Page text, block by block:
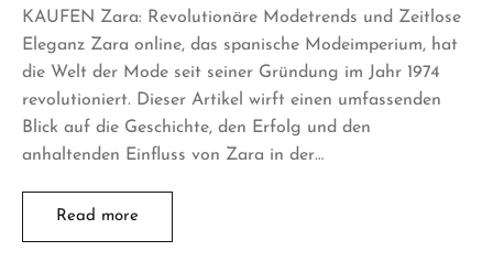
KAUFEN Zara: Revolutionäre Modetrends und Zeitlose
Eleganz Zara online, das spanische Modeimperium, hat
die Welt der Mode seit seiner Gründung im Jahr 1974
revolutioniert. Dieser Artikel wirft einen umfassenden
Blick auf die Geschichte, den Erfolg und den
anhaltenden Einfluss von Zara in der…
Read more